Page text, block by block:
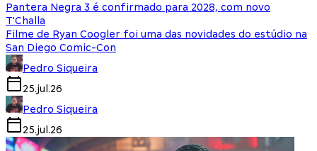
Pantera Negra 3 é confirmado para 2028, com novo
T'Challa
Filme de Ryan Coogler foi uma das novidades do estúdio na
San Diego Comic-Con
Pedro Siqueira
25.jul.26
Pedro Siqueira
25.jul.26